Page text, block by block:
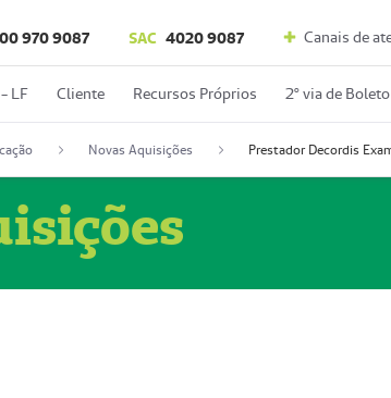
970 9087 SAC 4020 9087 Canais de
LF Cliente Recursos Próprios 2º via de Boleto
Novas Aquisições